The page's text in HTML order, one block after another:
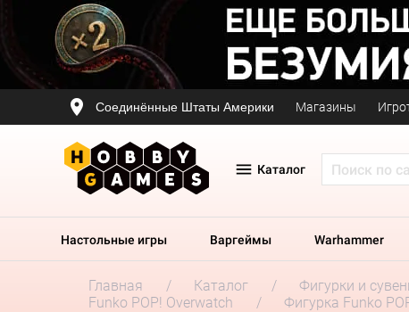
Соединённые Штаты Америки Магазины
Каталог
Настольные игры Варгеймы Warhammer
Главная Каталог Фигурки и
Funko POP! Overwatch
Фигурка Funko